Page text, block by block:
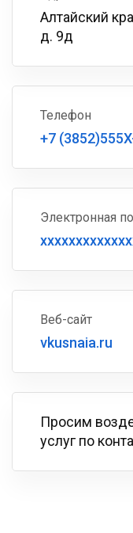
Алтайский
д. 9д
Телефон
+7
Электронная
Веб-сайт
vkusnaia.ru
Просим
услуг по